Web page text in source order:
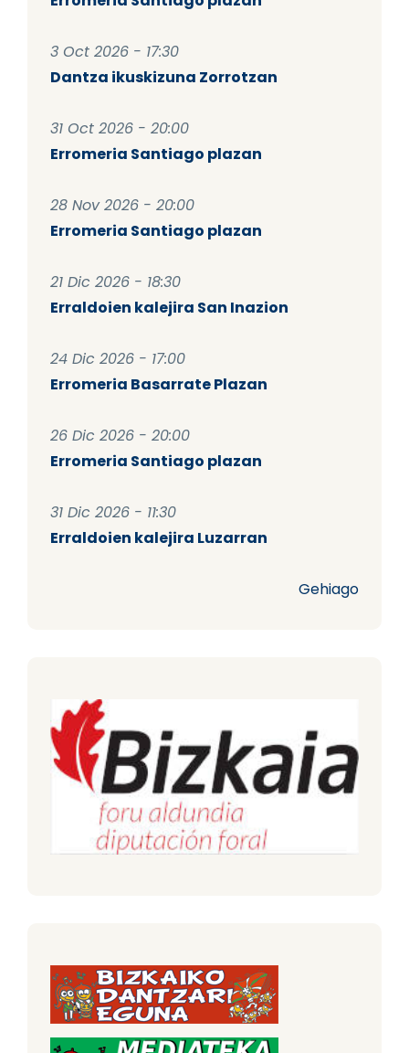
3 Oct 2026 - 17:30
Dantza ikuskizuna Zorrotzan
31 Oct 2026 - 20:00
Erromeria Santiago plazan
28 Nov 2026 - 20:00
Erromeria Santiago plazan
21 Dic 2026 - 18:30
Erraldoien kalejira San Inazion
24 Dic 2026 - 17:00
Erromeria Basarrate Plazan
26 Dic 2026 - 20:00
Erromeria Santiago plazan
31 Dic 2026 - 11:30
Erraldoien kalejira Luzarran
Gehiago